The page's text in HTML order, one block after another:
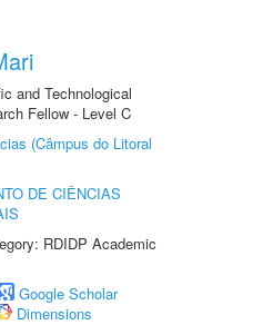
and Technological
Fellow - Level C
(Câmpus do Litoral
DE CIÊNCIAS
RDIDP Academic
Google Scholar
Dimensions